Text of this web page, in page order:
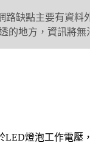
路缺點主要有資
的地方，資訊將
LED燈泡工作電壓